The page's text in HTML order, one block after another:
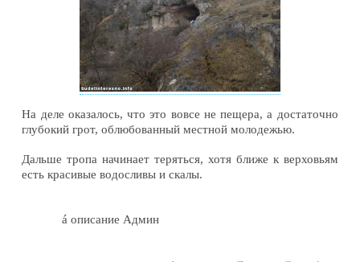
На деле оказалось, что это вовсе не пещера, а достаточно
глубокий грот, облюбованный местной молодежью.
Дальше тропа начинает теряться, хотя ближе к верховьям
есть красивые водосливы и скалы.
áописание Админ